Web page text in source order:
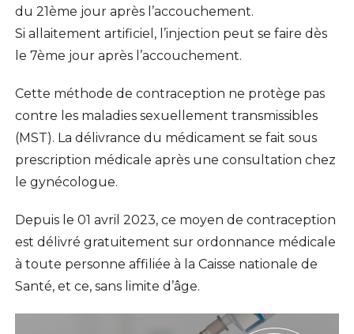
du 21ème jour après l’accouchement.
Si allaitement artificiel, l’injection peut se faire dès
le 7ème jour après l’accouchement.
Cette méthode de contraception ne protège pas
contre les maladies sexuellement transmissibles
(MST). La délivrance du médicament se fait sous
prescription médicale après une consultation chez
le gynécologue.
Depuis le 01 avril 2023, ce moyen de contraception
est délivré gratuitement sur ordonnance médicale
à toute personne affiliée à la Caisse nationale de
Santé, et ce, sans limite d’âge.